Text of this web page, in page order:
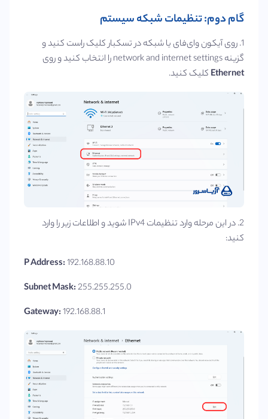
گام دوم: تنظیمات شبکه سیستم
1. روی آیکون وای‌فای یا شبکه در تسکبار کلیک راست کنید و
گزینه network and internet settings را انتخاب کنید و روی
Ethernet کلیک کنید.
2. در این مرحله وارد تنظیمات IPv4 شوید و اطلاعات زیر را وارد
کنید:
P Address:192.168.88.10
Subnet Mask:255.255.255.0
Gateway:192.168.88.1